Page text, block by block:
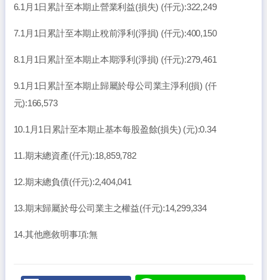
6.1月1日累計至本期止營業利益(損失) (仟元):322,249
7.1月1日累計至本期止稅前淨利(淨損) (仟元):400,150
8.1月1日累計至本期止本期淨利(淨損) (仟元):279,461
9.1月1日累計至本期止歸屬於母公司業主淨利(損) (仟
元):166,573
10.1月1日累計至本期止基本每股盈餘(損失) (元):0.34
11.期末總資產(仟元):18,859,782
12.期末總負債(仟元):2,404,041
13.期末歸屬於母公司業主之權益(仟元):14,299,334
14.其他應敘明事項:無